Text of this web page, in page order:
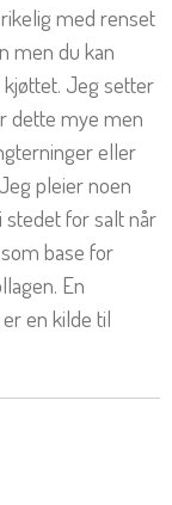
med renset
men du kan
Jeg setter
dette mye men
eller
pleier noen
stedet for salt når
base for
En
en kilde til